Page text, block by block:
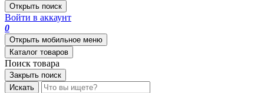
Открыть поиск
Войти в аккаунт
0
Открыть мобильное меню
Каталог товаров
Поиск товара
Закрыть поиск
Искать